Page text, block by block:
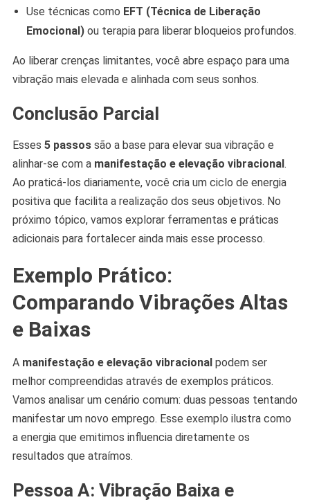
Use técnicas como EFT (Técnica de Liberação
Emocional)ou terapia para liberar bloqueios profundos.
Ao liberar crenças limitantes, você abre espaço para uma
vibração mais elevada e alinhada com seus sonhos.
Conclusão Parcial
Esses 5 passossão a base para elevar sua vibração e
alinhar-se com a manifestação e elevação vibracional .
Ao praticá-los diariamente, você cria um ciclo de energia
positiva que facilita a realização dos seus objetivos. No
próximo tópico, vamos explorar ferramentas e práticas
adicionais para fortalecer ainda mais esse processo.
Exemplo Prático:
Comparando Vibrações Altas
e Baixas
A manifestação e elevação vibracional podem ser
melhor compreendidas através de exemplos práticos.
Vamos analisar um cenário comum: duas pessoas tentando
manifestar um novo emprego. Esse exemplo ilustra como
a energia que emitimos influencia diretamente os
resultados que atraímos.
Pessoa A: Vibração Baixa e